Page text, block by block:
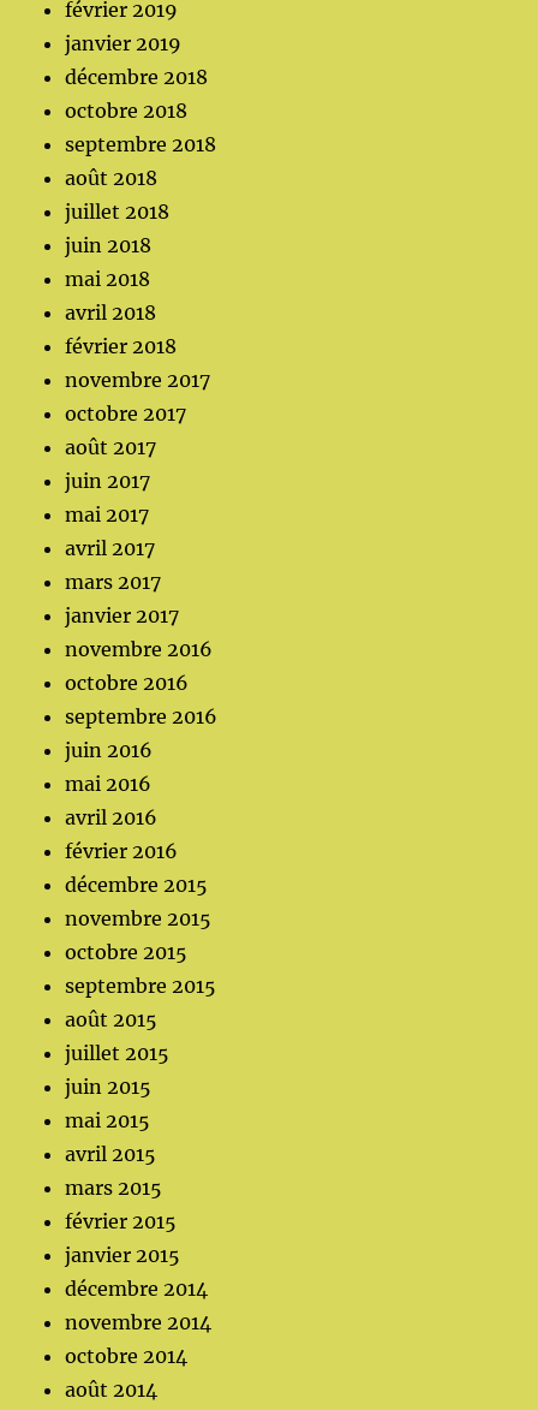
février 2019
janvier 2019
décembre 2018
octobre 2018
septembre 2018
août 2018
juillet 2018
juin 2018
mai 2018
avril 2018
février 2018
novembre 2017
octobre 2017
août 2017
juin 2017
mai 2017
avril 2017
mars 2017
janvier 2017
novembre 2016
octobre 2016
septembre 2016
juin 2016
mai 2016
avril 2016
février 2016
décembre 2015
novembre 2015
octobre 2015
septembre 2015
août 2015
juillet 2015
juin 2015
mai 2015
avril 2015
mars 2015
février 2015
janvier 2015
décembre 2014
novembre 2014
octobre 2014
août 2014